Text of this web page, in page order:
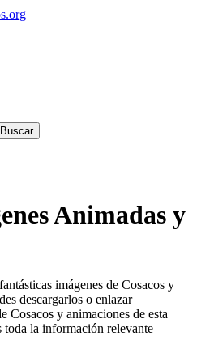
Buscar
Animadas y
imágenes de Cosacos y
descargarlos o enlazar
Cosacos y animaciones de esta
toda la información relevante